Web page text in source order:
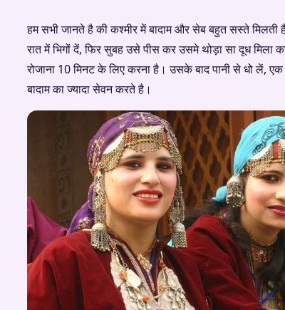
हम सभी जानते है की कश्मीर में बादाम और सेब बहुत सस्ते मिलती
रात में भिगों दें, फिर सुबह उसे पीस कर उसमे थोड़ा सा दूध
रोजाना 10 मिनट के लिए करना है। उसके बाद पानी से धो लें,
बादाम का ज्यादा सेवन करते है।